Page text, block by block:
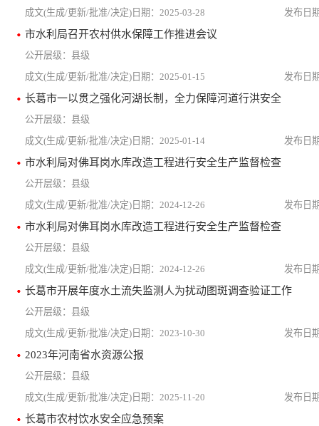
2025-03-28
市水利局召开农村供水保障工作推进会议
县级
2025-01-15
长葛市一以贯之强化河湖长制，全力保障河道行洪安全
县级
2025-01-14
市水利局对佛耳岗水库改造工程进行安全生产监督检查
县级
2024-12-26
市水利局对佛耳岗水库改造工程进行安全生产监督检查
县级
2024-12-26
长葛市开展年度水土流失监测人为扰动图斑调查验证工作
县级
2023-10-30
2023年河南省水资源公报
县级
2025-11-20
长葛市农村饮水安全应急预案